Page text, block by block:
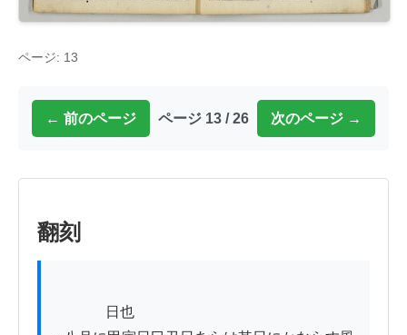
ページ: 13
← 前のページ ページ 13 / 26 次のページ →
翻刻